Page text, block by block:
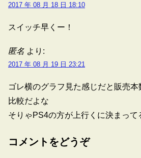
2017 年 08 月 18 日 18:10
スイッチ早くー！
匿名 より:
2017 年 08 月 19 日 23:21
ゴレ横のグラフ見た感じだと販売
比較だよな
そりゃPS4の方が上行くに決まって
コメントをどうぞ